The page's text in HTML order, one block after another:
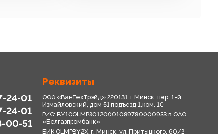
24-01
24-01
00-51
Реквизиты
ООО «ВанТехТрэйд» 220131, г.Минск, пер. 1-й
Измайловский, дом 51 подъезд 1,ком. 10
Р/С: BY10OLMP30120001089780000933 в OАО
«Белгазпромбанк»
БИК OLMPBY2X. г. Минск, ул. Притыцкого, 60/2